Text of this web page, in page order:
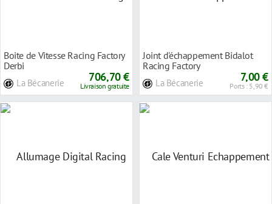
Boite de Vitesse Racing Factory
Derbi
La Bécanerie 706,70 €
Livraison gratuite
Joint d'échappement Bidalot
Racing Factory
La Bécanerie 7,00 €
Ports : 5,90 €